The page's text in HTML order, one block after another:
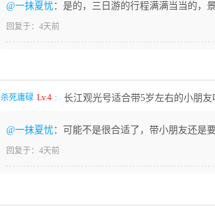
@一抹夏忧：是的，三日游的行程满满当当的，
回复于：4天前
杀死庸碌 Lv.4 : 长江观光号适合带5岁左右的小朋友
@一抹夏忧：可能不是很合适了，带小朋友还是
回复于：4天前